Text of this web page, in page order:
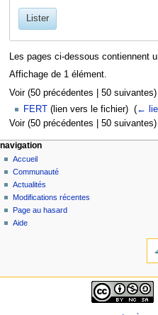
Lister
Les pages ci-dessous contiennent
Affichage de 1 élément.
Voir (50 précédentes 50 suivantes
FERT (lien vers le fichier) ‎ (←
Voir (50 précédentes 50 suivantes
navigation
Accueil
Communauté
Actualités
Modifications récentes
Page au hasard
Aide